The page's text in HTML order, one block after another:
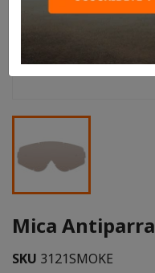
Mica
SKU 3121SMOKE